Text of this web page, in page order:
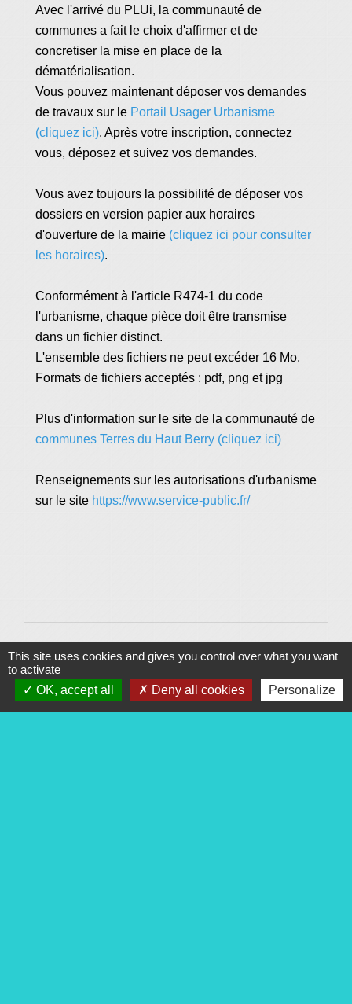
Avec l'arrivé du PLUi, la communauté de
communes a fait le choix d'affirmer et de
concretiser la mise en place de la
dématérialisation.
Vous pouvez maintenant déposer vos demandes
de travaux sur le Portail Usager Urbanisme
(cliquez ici). Après votre inscription, connectez
vous, déposez et suivez vos demandes.
Vous avez toujours la possibilité de déposer vos
dossiers en version papier aux horaires
d'ouverture de la mairie (cliquez ici pour consulter
les horaires).
Conformément à l'article R474-1 du code
l'urbanisme, chaque pièce doit être transmise
dans un fichier distinct.
L'ensemble des fichiers ne peut excéder 16 Mo.
Formats de fichiers acceptés : pdf, png et jpg
Plus d'information sur le site de la communauté de
communes Terres du Haut Berry (cliquez ici)
Renseignements sur les autorisations d'urbanisme
sur le site https://www.service-public.fr/
Contacts
This site uses cookies and gives you control over what you want
to activate
OK, accept all
Deny all cookies Personalize